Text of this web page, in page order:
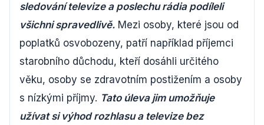
sledování televize a poslechu rádia podíleli
všichni spravedlivě. Mezi osoby, které jsou od
poplatků osvobozeny, patří například příjemci
starobního důchodu, kteří dosáhli určitého
věku, osoby se zdravotním postižením a osoby
s nízkými příjmy. Tato úleva jim umožňuje
užívat si výhod rozhlasu a televize bez